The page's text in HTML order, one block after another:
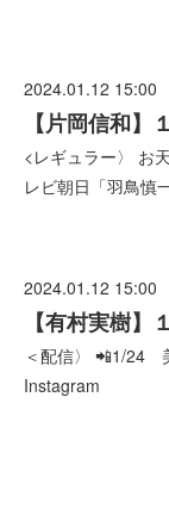
2024.01.12 15:00
【片岡信和】
<レギュラー〉 お
レビ朝日「羽鳥
2024.01.12 15:00
【有村実樹】
＜配信〉 📲1/24
Instagram